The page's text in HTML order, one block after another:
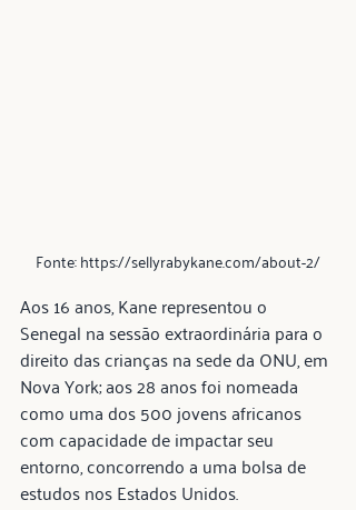
Fonte: https://sellyrabykane.com/about-2/
Aos 16 anos, Kane representou o
Senegal na sessão extraordinária para o
direito das crianças na sede da ONU, em
Nova York; aos 28 anos foi nomeada
como uma dos 500 jovens africanos
com capacidade de impactar seu
entorno, concorrendo a uma bolsa de
estudos nos Estados Unidos.